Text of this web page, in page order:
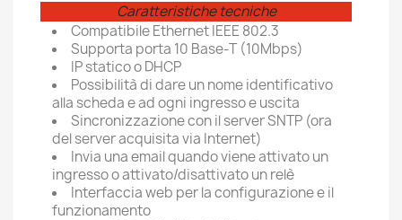
Caratteristiche tecniche
Compatibile Ethernet IEEE 802.3
Supporta porta 10 Base-T (10Mbps)
IP statico o DHCP
Possibilità di dare un nome identificativo
alla scheda e ad ogni ingresso e uscita
Sincronizzazione con il server SNTP (ora
del server acquisita via Internet)
Invia una email quando viene attivato un
ingresso o attivato/disattivato un relè
Interfaccia web per la configurazione e il
funzionamento